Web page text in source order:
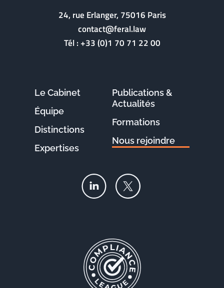
24, rue Erlanger, 75016 Paris
contact@feral.law
Tél :+33 (0)1 70 71 22 00
Le Cabinet
Équipe
Distinctions
Expertises
Publications &
Actualités
Formations
Nous rejoindre